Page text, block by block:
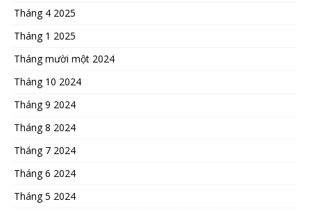
Tháng 4 2025
Tháng 1 2025
Tháng mười một 2024
Tháng 10 2024
Tháng 9 2024
Tháng 8 2024
Tháng 7 2024
Tháng 6 2024
Tháng 5 2024